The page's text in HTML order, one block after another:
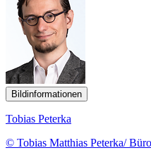
Bildinformationen
Tobias Peterka
© Tobias Matthias Peterka/